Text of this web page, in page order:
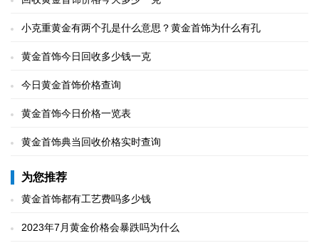
小克重黄金有两个孔是什么意思？黄金首饰为什么有孔
黄金首饰今日回收多少钱一克
今日黄金首饰价格查询
黄金首饰今日价格一览表
黄金首饰典当回收价格实时查询
为您推荐
黄金首饰都有工艺费吗多少钱
2023年7月黄金价格会暴跌吗为什么